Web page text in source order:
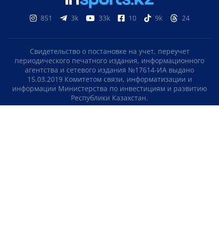
851 3k 33k 10 9k 24
Свидетельство о постановке на учет, переучет
периодического печатного издания, информационного
агентства и сетевого издания №17614-ИА выдано
15.03.2019 Комитетом связи, информатизации и
информации Министерства по инвестициям и развитию
Республики Казахстан.